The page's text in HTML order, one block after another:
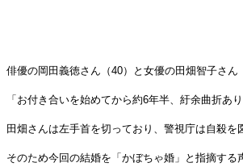
俳優の岡田義徳さん（40）と女優の田畑智子さ
「お付き合いを始めてから約6年半、紆余曲折あ
田畑さんは左手首を切っており、警視庁は自殺
そのため今回の結婚を「かぼちゃ婚」と指摘する